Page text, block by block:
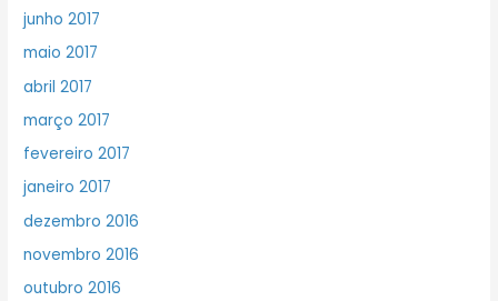
junho 2017
maio 2017
abril 2017
março 2017
fevereiro 2017
janeiro 2017
dezembro 2016
novembro 2016
outubro 2016